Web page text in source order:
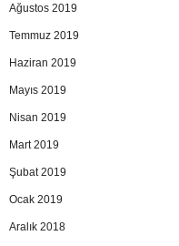
Ağustos 2019
Temmuz 2019
Haziran 2019
Mayıs 2019
Nisan 2019
Mart 2019
Şubat 2019
Ocak 2019
Aralık 2018